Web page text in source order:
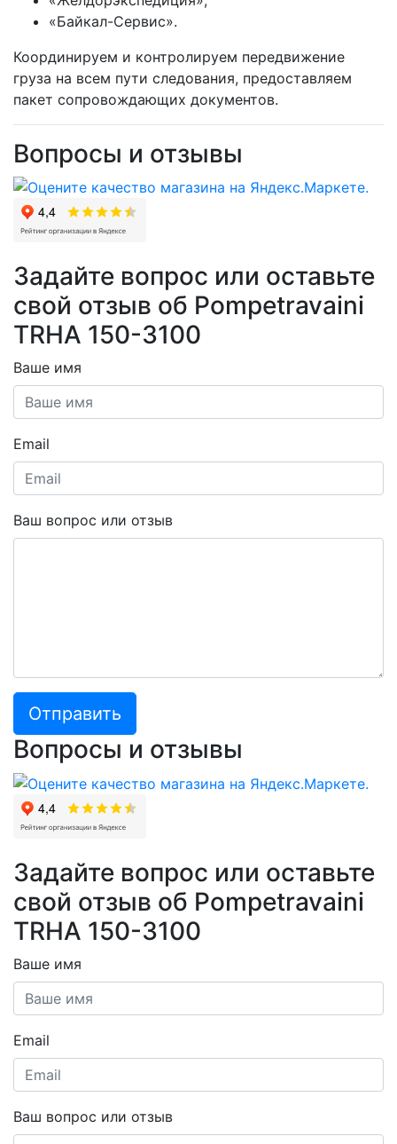
«Байкал-Сервис».
Координируем и контролируем передвижение
груза на всем пути следования, предоставляем
пакет сопровождающих документов.
Вопросы и отзывы
Задайте вопрос или оставьте
свой отзыв об Pompetravaini
TRHA 150-3100
Ваше имя
Email
Ваш вопрос или отзыв
Отправить
Вопросы и отзывы
Задайте вопрос или оставьте
свой отзыв об Pompetravaini
TRHA 150-3100
Ваше имя
Email
Ваш вопрос или отзыв